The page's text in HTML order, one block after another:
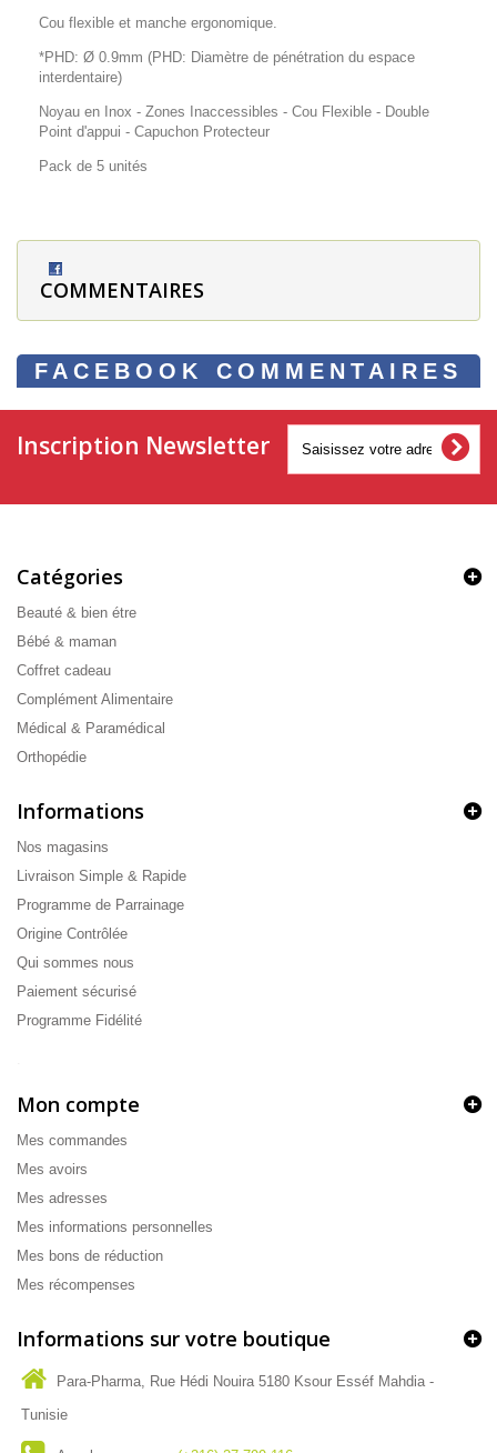
Cou flexible et manche ergonomique.
*PHD: Ø 0.9mm (PHD: Diamètre de pénétration du espace
interdentaire)
Noyau en Inox - Zones Inaccessibles - Cou Flexible - Double
Point d'appui - Capuchon Protecteur
Pack de 5 unités
COMMENTAIRES
FACEBOOK COMMENTAIRES
Inscription Newsletter
Catégories
Beauté & bien étre
Bébé & maman
Coffret cadeau
Complément Alimentaire
Médical & Paramédical
Orthopédie
Informations
Nos magasins
Livraison Simple & Rapide
Programme de Parrainage
Origine Contrôlée
Qui sommes nous
Paiement sécurisé
Programme Fidélité
Mon compte
Mes commandes
Mes avoirs
Mes adresses
Mes informations personnelles
Mes bons de réduction
Mes récompenses
Informations sur votre boutique
Para-Pharma, Rue Hédi Nouira 5180 Ksour Esséf Mahdia -
Tunisie